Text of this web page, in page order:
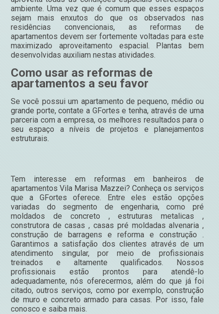
ambiente. Uma vez que é comum que esses espaços
sejam mais enxutos do que os observados nas
residências convencionais, as reformas de
apartamentos devem ser fortemente voltadas para este
maximizado aproveitamento espacial. Plantas bem
desenvolvidas auxiliam nestas atividades.
Como usar as reformas de
apartamentos a seu favor
Se você possui um apartamento de pequeno, médio ou
grande porte, contate a GFortes e tenha, através de uma
parceria com a empresa, os melhores resultados para o
seu espaço a níveis de projetos e planejamentos
estruturais.
Tem interesse em reformas em banheiros de
apartamentos Vila Marisa Mazzei? Conheça os serviços
que a GFortes oferece. Entre eles estão opções
variadas do segmento de engenharia, como pré
moldados de concreto , estruturas metalicas ,
construtora de casas , casas pré moldadas alvenaria ,
construção de barragens e reforma e construção .
Garantimos a satisfação dos clientes através de um
atendimento singular, por meio de profissionais
treinados e altamente qualificados. Nossos
profissionais estão prontos para atendê-lo
adequadamente, nós oferecermos, além do que já foi
citado, outros serviços, como por exemplo, construção
de muro e concreto armado para casas. Por isso, fale
conosco e saiba mais.